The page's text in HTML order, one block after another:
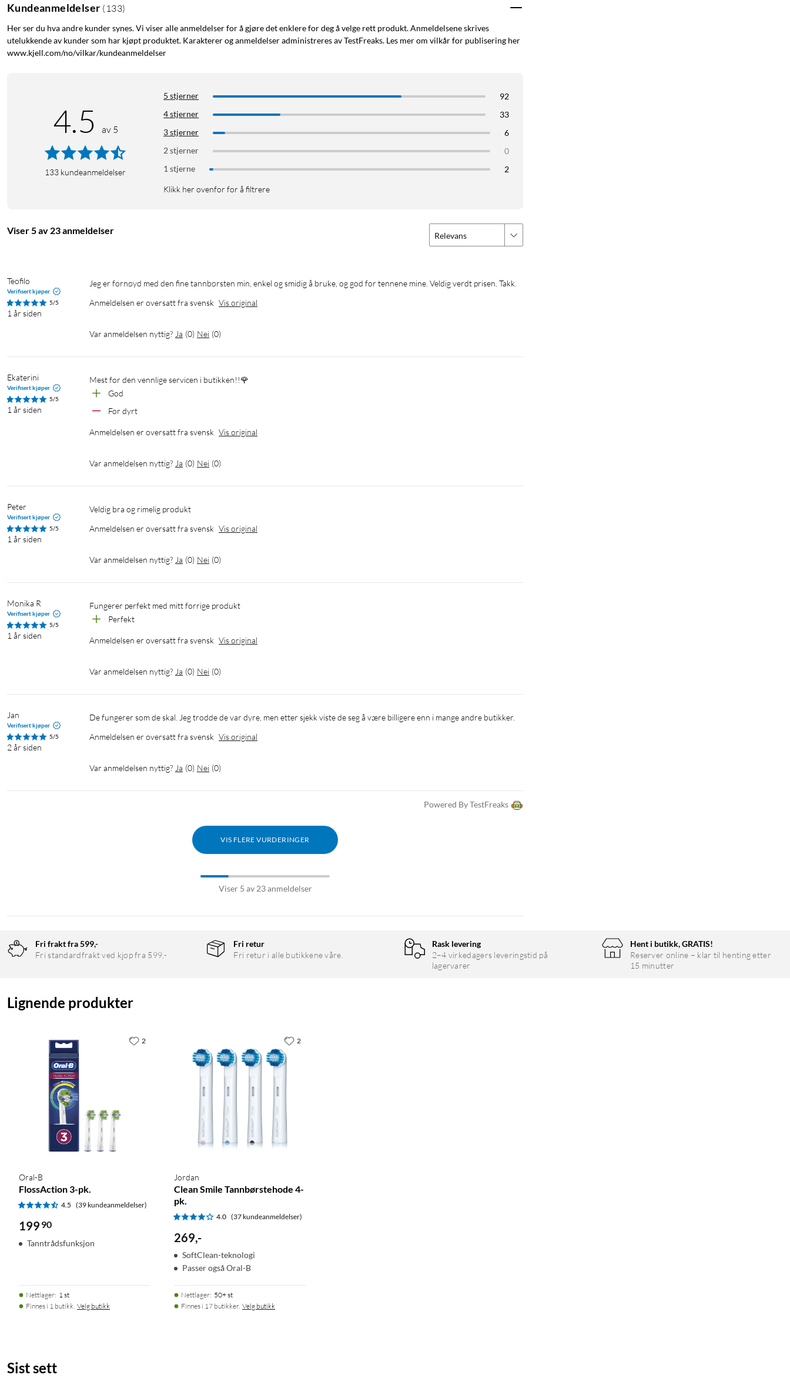
Kundeanmeldelser ( 133)
Her ser du hva andre kunder synes. Vi viser alle anmeldelser for å gjøre det enklere for deg å velge rett produkt. Anmeldelsene skrives
utelukkende av kunder som har kjøpt produktet. Karakterer og anmeldelser administreres av TestFreaks. Les mer om vilkår for publisering her
www.kjell.com/no/vilkar/kundeanmeldelser
4.5 av 5
133 kundeanmeldelser
5 stjerner
92
4 stjerner
33
3 stjerner
6
2 stjerner
0
1 stjerne
2
Klikk her ovenfor for å filtrere
Viser 5 av 23 anmeldelser Relevans
Teofilo
Verifisert kjøper
5/5
1 år siden
Jeg er fornøyd med den fine tannbørsten min, enkel og smidig å bruke, og god for tennene mine. Veldig verdt prisen. Takk.
Anmeldelsen er oversatt fra svensk Vis original
Var anmeldelsen nyttig? Ja (0) Nei (0)
Ekaterini
Verifisert kjøper
5/5
1 år siden
Mest for den vennlige servicen i butikken!!🌹
God
For dyrt
Anmeldelsen er oversatt fra svensk Vis original
Var anmeldelsen nyttig? Ja (0) Nei (0)
Peter
Verifisert kjøper
5/5
1 år siden
Veldig bra og rimelig produkt
Anmeldelsen er oversatt fra svensk Vis original
Var anmeldelsen nyttig? Ja (0) Nei (0)
Monika R
Verifisert kjøper
5/5
1 år siden
Fungerer perfekt med mitt forrige produkt
Perfekt
Anmeldelsen er oversatt fra svensk Vis original
Var anmeldelsen nyttig? Ja (0) Nei (0)
Jan
Verifisert kjøper
5/5
2 år siden
De fungerer som de skal. Jeg trodde de var dyre, men etter sjekk viste de seg å være billigere enn i mange andre butikker.
Anmeldelsen er oversatt fra svensk Vis original
Var anmeldelsen nyttig? Ja (0) Nei (0)
Powered By TestFreaks
VIS FLERE VURDERINGER
Viser 5 av 23 anmeldelser
Fri frakt fra 599,-
Fri standardfrakt ved kjøp fra 599,-
Fri retur
Fri retur i alle butikkene våre.
Rask levering
2–4 virkedagers leveringstid på
lagervarer
Hent i butikk, GRATIS!
Reserver online – klar til henting etter
15 minutter
Lignende produkter
Oral-B
FlossAction 3-pk.
4.5 (39 kundeanmeldelser)
199 90
Tanntrådsfunksjon
Nettlager: 1 st
Finnes i 1 butikk. Velg butikk
2
Jordan
Clean Smile Tannbørstehode 4-
pk.
4.0 (37 kundeanmeldelser)
269,-
SoftClean-teknologi
Passer også Oral-B
Nettlager: 50+ st
Finnes i 17 butikker. Velg butikk
2
Sist sett